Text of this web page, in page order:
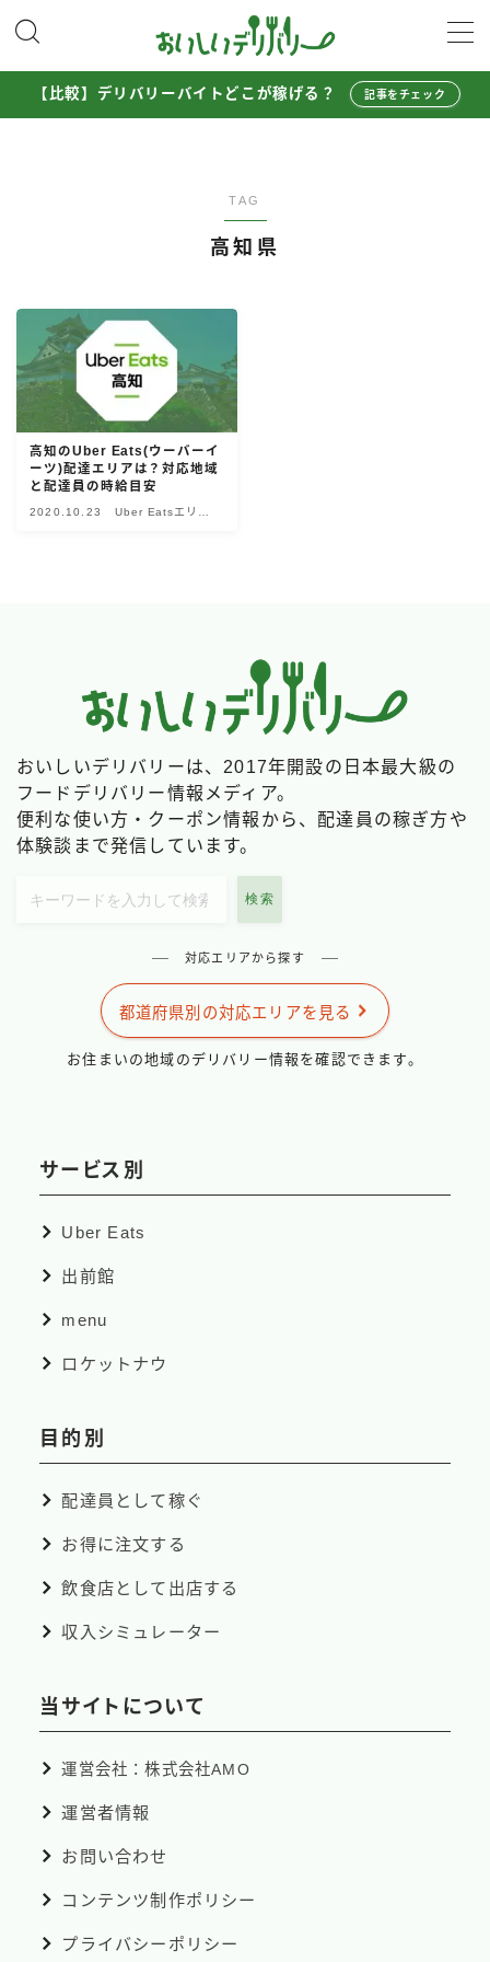
MENU
配達員272人アンケート調査
収入シミュレーター
配達員の体験談・口コミ
お得に注文する
Uber Eatsの注文ガイド
フードデリバリークーポン比較
飲食店として出店する
Uber Eats加盟店ガイド
Uber Eats出店方法
出店店舗の取材記事
出前館
ロケットナウ
【比較】デリバリーバイトどこが稼げる？ 記事をチェック
TAG
高知県
高知のUber Eats(ウーバーイ
ーツ)配達エリアは？対応地域
と配達員の時給目安
2020.10.23
Uber Eatsエリア
おいしいデリバリーは、2017年開設の日本最大級の
フードデリバリー情報メディア。
便利な使い方・クーポン情報から、配達員の稼ぎ方や
体験談まで発信しています。
検索
対応エリアから探す
都道府県別の対応エリアを見る
お住まいの地域のデリバリー情報を確認できます。
サービス別
Uber Eats
出前館
menu
ロケットナウ
目的別
配達員として稼ぐ
お得に注文する
飲食店として出店する
収入シミュレーター
当サイトについて
運営会社：株式会社AMO
運営者情報
お問い合わせ
コンテンツ制作ポリシー
プライバシーポリシー